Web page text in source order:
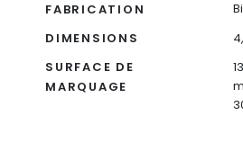
FABRICATION
DIMENSIONS
SURFACE DE
MARQUAGE